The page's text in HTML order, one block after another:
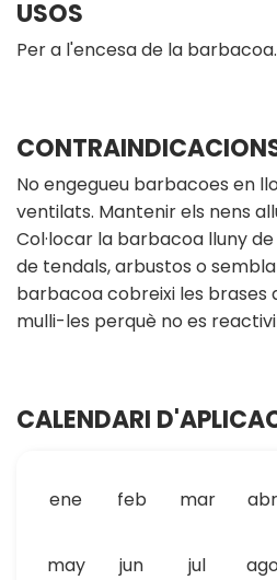
USOS
Per a l'encesa de la barbacoa.
No engegueu barbacoes en
ventilats. Mantenir els nens
Col·locar la barbacoa lluny
de tendals, arbustos o
barbacoa cobreixi les brases
mulli-les perquè no es
CALENDARI
ene feb mar abr
may jun jul ago